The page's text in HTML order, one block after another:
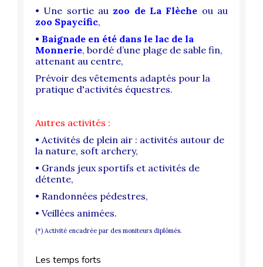
• Une sortie au zoo de La Flèche ou au
zoo Spaycific,
• Baignade en été dans le lac de la
Monnerie, bordé d’une plage de sable fin,
attenant au centre,
Prévoir des vêtements adaptés pour la
pratique d'activités équestres.
Autres activités :
• Activités de plein air : activités autour de
la nature, soft archery,
• Grands jeux sportifs et activités de
détente,
• Randonnées pédestres,
• Veillées animées.
(*) Activité encadrée par des moniteurs diplômés.
Les temps forts